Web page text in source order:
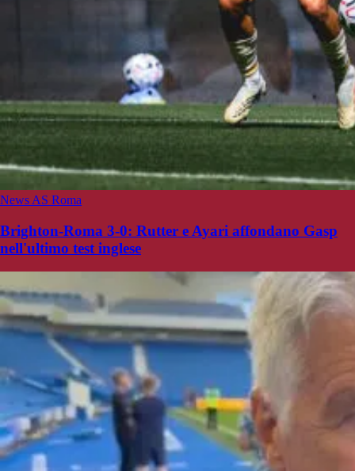
News AS Roma
Brighton-Roma 3-0: Rutter e Ayari affondano Gasp
nell'ultimo test inglese